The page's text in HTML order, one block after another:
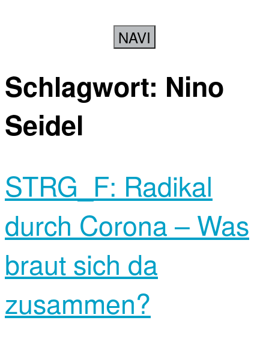
NAVI
Schlagwort: Nino
Seidel
STRG_F: Radikal
durch Corona – Was
braut sich da
zusammen?